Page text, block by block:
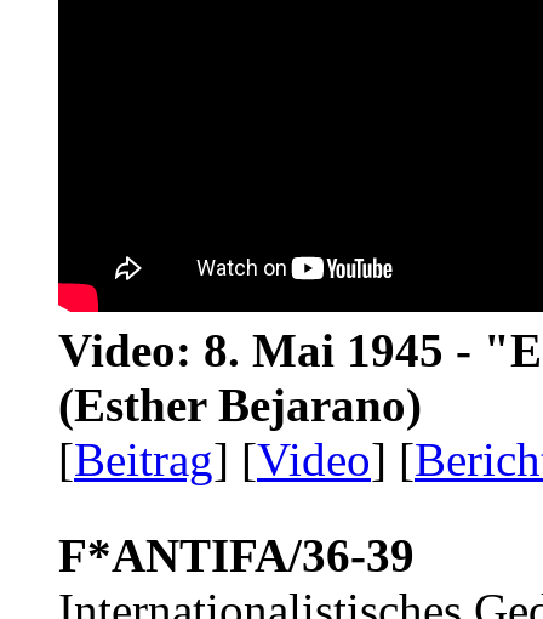
Video: 8. Mai 1945 -
(Esther Bejarano)
[Beitrag] [Video] [
F*ANTIFA/36-39